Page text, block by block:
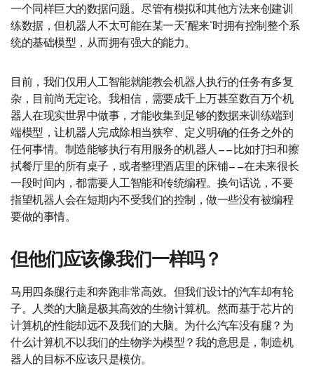
一个同样巨大的数据问题。尽管有模拟和其他方法来创建训
练数据，但机器人不太可能在某一天“醒来”时拥有控制整个系
统的基础模型，从而拥有强大的能力。
目前，我们仅用人工智能就能教会机器人执行的任务有多复
杂，目前尚无定论。我相信，需要成千上万甚至数百万个机
器人在现实世界中做事，才能收集到足够的数据来训练端到
端模型，让机器人完成除相当狭窄、定义明确的任务之外的
任何事情。制造能够执行有用服务的机器人——比如打扫和擦
拭餐厅里的所有桌子，或者整理酒店里的床铺——在未来很长
一段时间内，都需要人工智能和传统编程。换句话说，不要
指望机器人会在短期内不受我们的控制，做一些没有被编程
要做的事情。
但他们应该像我们一样吗？
马用四条腿行走和奔跑非常高效。但我们设计的汽车却有轮
子。人类的大脑是极其高效的生物计算机。然而基于芯片的
计算机的性能却远不及我们的大脑。为什么汽车没有腿？为
什么计算机不以我们的生物学为模型？我的意思是，制造机
器人的目标不应该只是模仿。